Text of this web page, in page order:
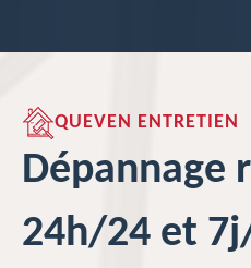
QUEVEN ENTRETIEN
Dépannage
24h/24 et